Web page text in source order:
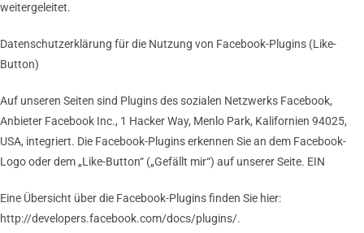
weitergeleitet.
Datenschutzerklärung für die Nutzung von Facebook-Plugins (Like-
Button)
Auf unseren Seiten sind Plugins des sozialen Netzwerks Facebook,
Anbieter Facebook Inc., 1 Hacker Way, Menlo Park, Kalifornien 94025,
USA, integriert. Die Facebook-Plugins erkennen Sie an dem Facebook-
Logo oder dem „Like-Button“ („Gefällt mir“) auf unserer Seite. EIN
Eine Übersicht über die Facebook-Plugins finden Sie hier:
http://developers.facebook.com/docs/plugins/.